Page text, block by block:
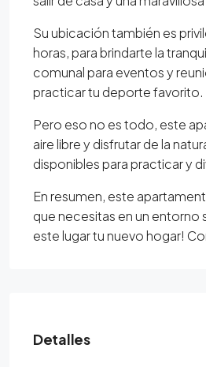
Su ubicación también es
horas, para brindarte la
comunal para eventos y
practicar tu deporte favorito.
Pero eso no es todo, este
aire libre y disfrutar de la
disponibles para practicar y
En resumen, este
que necesitas en un entorno
este lugar tu nuevo hogar!
Detalles